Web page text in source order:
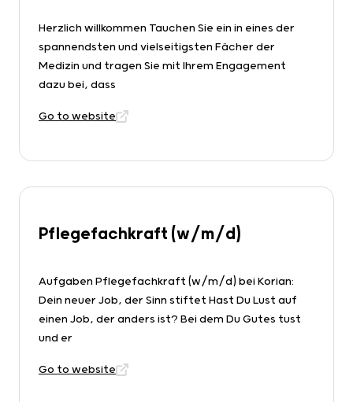
Herzlich willkommen Tauchen Sie ein in eines der
spannendsten und vielseitigsten Fächer der
Medizin und tragen Sie mit Ihrem Engagement
dazu bei, dass
Go to website
Pflegefachkraft (w/m/d)
Aufgaben Pflegefachkraft (w/m/d) bei Korian:
Dein neuer Job, der Sinn stiftet Hast Du Lust auf
einen Job, der anders ist? Bei dem Du Gutes tust
und er
Go to website